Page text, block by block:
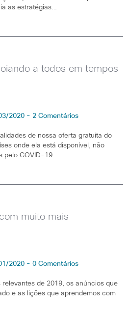
as estratégias…
a todos em tempos
2020 - 2 Comentários
de nossa oferta gratuita do
onde ela está disponível, não
pelo COVID-19.
muito mais
2020 - 0 Comentários
de 2019, os anúncios que
e as lições que aprendemos com